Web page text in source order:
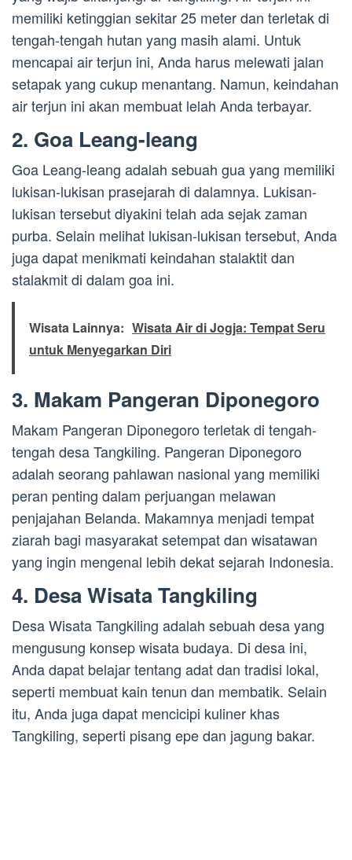
memiliki ketinggian sekitar 25 meter dan terletak di
tengah-tengah hutan yang masih alami. Untuk
mencapai air terjun ini, Anda harus melewati jalan
setapak yang cukup menantang. Namun, keindahan
air terjun ini akan membuat lelah Anda terbayar.
2. Goa Leang-leang
Goa Leang-leang adalah sebuah gua yang memiliki
lukisan-lukisan prasejarah di dalamnya. Lukisan-
lukisan tersebut diyakini telah ada sejak zaman
purba. Selain melihat lukisan-lukisan tersebut, Anda
juga dapat menikmati keindahan stalaktit dan
stalakmit di dalam goa ini.
Wisata Lainnya: Wisata Air di Jogja: Tempat Seru
untuk Menyegarkan Diri
3. Makam Pangeran Diponegoro
Makam Pangeran Diponegoro terletak di tengah-
tengah desa Tangkiling. Pangeran Diponegoro
adalah seorang pahlawan nasional yang memiliki
peran penting dalam perjuangan melawan
penjajahan Belanda. Makamnya menjadi tempat
ziarah bagi masyarakat setempat dan wisatawan
yang ingin mengenal lebih dekat sejarah Indonesia.
4. Desa Wisata Tangkiling
Desa Wisata Tangkiling adalah sebuah desa yang
mengusung konsep wisata budaya. Di desa ini,
Anda dapat belajar tentang adat dan tradisi lokal,
seperti membuat kain tenun dan membatik. Selain
itu, Anda juga dapat mencicipi kuliner khas
Tangkiling, seperti pisang epe dan jagung bakar.